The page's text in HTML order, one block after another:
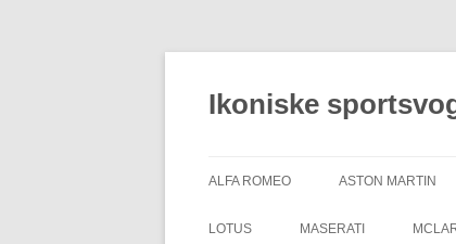
Ikoniske
ALFA ROMEO ASTON MARTIN
LOTUS MASERATI